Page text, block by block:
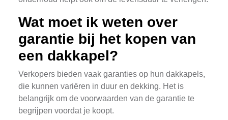
Wat moet ik weten over
garantie bij het kopen van
een dakkapel?
Verkopers bieden vaak garanties op hun dakkapels,
die kunnen variëren in duur en dekking. Het is
belangrijk om de voorwaarden van de garantie te
begrijpen voordat je koopt.